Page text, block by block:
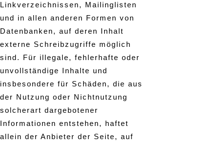
Linkverzeichnissen, Mailinglisten
und in allen anderen Formen von
Datenbanken, auf deren Inhalt
externe Schreibzugriffe möglich
sind. Für illegale, fehlerhafte oder
unvollständige Inhalte und
insbesondere für Schäden, die aus
der Nutzung oder Nichtnutzung
solcherart dargebotener
Informationen entstehen, haftet
allein der Anbieter der Seite, auf